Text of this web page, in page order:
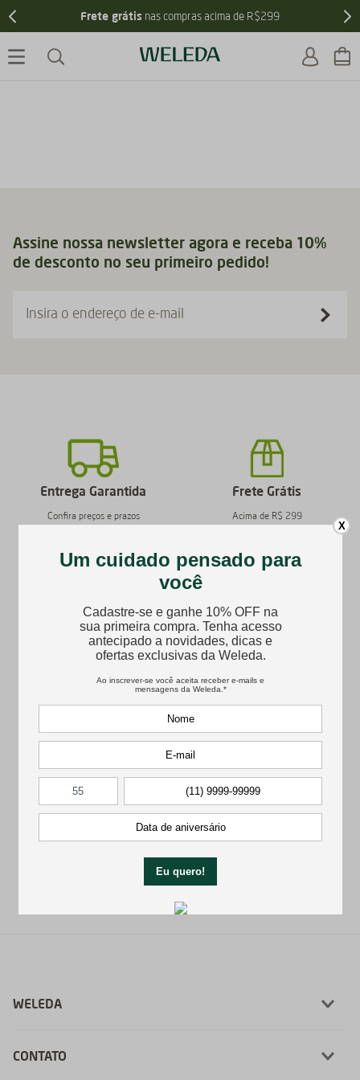
Frete grátis nas compras acima de R$299
Assine nossa newsletter agora e receba 10%
de desconto no seu primeiro pedido!
Insira o endereço de e-mail
Entrega Garantida
Confira preços e prazos
Frete Grátis
Acima de R$ 299
Produtos originais Weleda Confiança e Credibilidade
WELEDA
CONTATO
X